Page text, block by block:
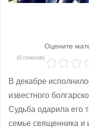
Оцените
(0 голосов)
В декабре
известного
Судьба одарила его
семье священника и